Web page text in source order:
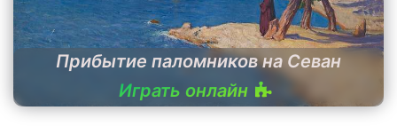
Прибытие паломников на Севан
Играть онлайн